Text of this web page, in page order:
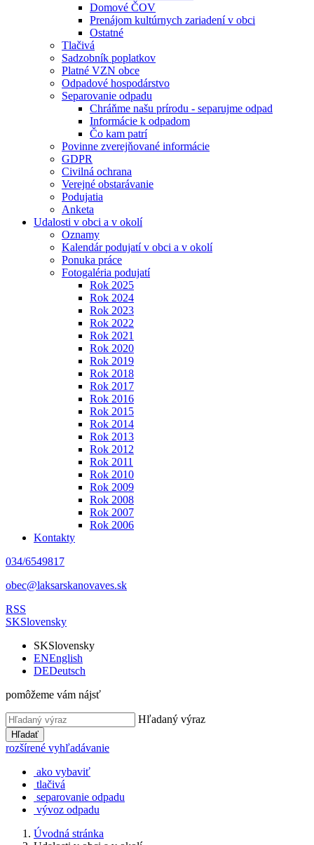
Domové ČOV
Prenájom kultúrnych zariadení v obci
Ostatné
Tlačivá
Sadzobník poplatkov
Platné VZN obce
Odpadové hospodárstvo
Separovanie odpadu
Chráňme našu prírodu - separujme odpad
Informácie k odpadom
Čo kam patrí
Povinne zverejňované informácie
GDPR
Civilná ochrana
Verejné obstarávanie
Podujatia
Anketa
Udalosti v obci a v okolí
Oznamy
Kalendár podujatí v obci a v okolí
Ponuka práce
Fotogaléria podujatí
Rok 2025
Rok 2024
Rok 2023
Rok 2022
Rok 2021
Rok 2020
Rok 2019
Rok 2018
Rok 2017
Rok 2016
Rok 2015
Rok 2014
Rok 2013
Rok 2012
Rok 2011
Rok 2010
Rok 2009
Rok 2008
Rok 2007
Rok 2006
Kontakty
034/6549817
obec@laksarskanovaves.sk
RSS
SKSlovensky
SKSlovensky
ENEnglish
DEDeutsch
pomôžeme vám nájsť
Hľadaný výraz
Hľadať
rozšírené vyhľadávanie
ako vybaviť
tlačivá
separovanie odpadu
vývoz odpadu
Úvodná stránka